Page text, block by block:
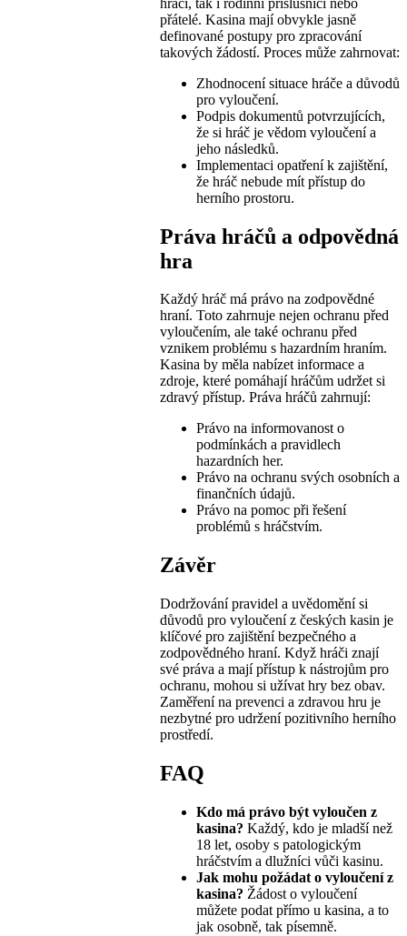
přátelé. Kasina mají obvykle jasně
definované postupy pro zpracování
takových žádostí. Proces může zahrnovat:
Zhodnocení situace hráče a důvodů
pro vyloučení.
Podpis dokumentů potvrzujících,
že si hráč je vědom vyloučení a
jeho následků.
Implementaci opatření k zajištění,
že hráč nebude mít přístup do
herního prostoru.
Práva hráčů a odpovědná
hra
Každý hráč má právo na zodpovědné
hraní. Toto zahrnuje nejen ochranu před
vyloučením, ale také ochranu před
vznikem problému s hazardním hraním.
Kasina by měla nabízet informace a
zdroje, které pomáhají hráčům udržet si
zdravý přístup. Práva hráčů zahrnují:
Právo na informovanost o
podmínkách a pravidlech
hazardních her.
Právo na ochranu svých osobních a
finančních údajů.
Právo na pomoc při řešení
problémů s hráčstvím.
Závěr
Dodržování pravidel a uvědomění si
důvodů pro vyloučení z českých kasin je
klíčové pro zajištění bezpečného a
zodpovědného hraní. Když hráči znají
své práva a mají přístup k nástrojům pro
ochranu, mohou si užívat hry bez obav.
Zaměření na prevenci a zdravou hru je
nezbytné pro udržení pozitivního herního
prostředí.
FAQ
Kdo má právo být vyloučen z
kasina? Každý, kdo je mladší než
18 let, osoby s patologickým
hráčstvím a dlužníci vůči kasinu.
Jak mohu požádat o vyloučení z
kasina? Žádost o vyloučení
můžete podat přímo u kasina, a to
jak osobně, tak písemně.